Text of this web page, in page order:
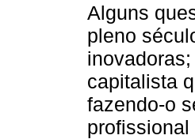
Alguns
pleno
capitalista
fazendo-o